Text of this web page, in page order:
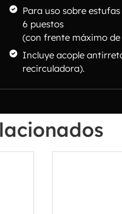
Para uso sobre estufas
6 puestos
(con frente máximo de
Incluye acople
recirculadora).